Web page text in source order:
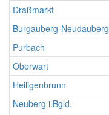
Draßmarkt
Burgauberg-Neudauberg
Purbach
Oberwart
Heiligenbrunn
Neuberg i.Bgld.